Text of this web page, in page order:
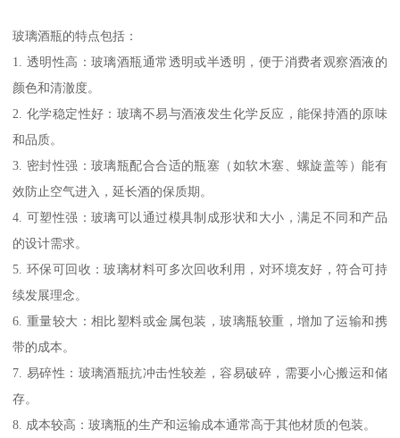
玻璃酒瓶的特点包括：
1. 透明性高：玻璃酒瓶通常透明或半透明，便于消费者观察酒液的
颜色和清澈度。
2. 化学稳定性好：玻璃不易与酒液发生化学反应，能保持酒的原味
和品质。
3. 密封性强：玻璃瓶配合合适的瓶塞（如软木塞、螺旋盖等）能有
效防止空气进入，延长酒的保质期。
4. 可塑性强：玻璃可以通过模具制成形状和大小，满足不同和产品
的设计需求。
5. 环保可回收：玻璃材料可多次回收利用，对环境友好，符合可持
续发展理念。
6. 重量较大：相比塑料或金属包装，玻璃瓶较重，增加了运输和携
带的成本。
7. 易碎性：玻璃酒瓶抗冲击性较差，容易破碎，需要小心搬运和储
存。
8. 成本较高：玻璃瓶的生产和运输成本通常高于其他材质的包装。